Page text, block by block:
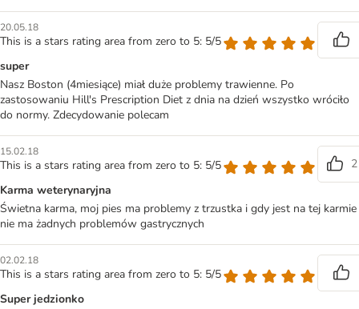
20.05.18
This is a stars rating area from zero to 5: 5/5
super
Nasz Boston (4miesiące) miał duże problemy trawienne. Po
zastosowaniu Hill's Prescription Diet z dnia na dzień wszystko wróciło
do normy. Zdecydowanie polecam
15.02.18
This is a stars rating area from zero to 5: 5/5
2
Karma weterynaryjna
Świetna karma, moj pies ma problemy z trzustka i gdy jest na tej karmie
nie ma żadnych problemów gastrycznych
02.02.18
This is a stars rating area from zero to 5: 5/5
Super jedzionko